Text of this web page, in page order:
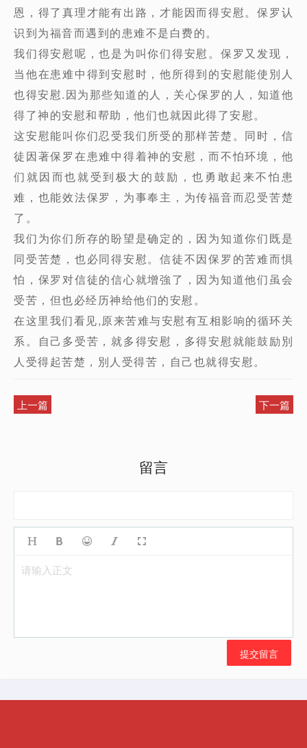
恩，得了真理才能有出路，才能因而得安慰。保罗认
识到为福音而遇到的患难不是白费的。
我们得安慰呢，也是为叫你们得安慰。保罗又发现，
当他在患难中得到安慰时，他所得到的安慰能使別人
也得安慰.因为那些知道的人，关心保罗的人，知道他
得了神的安慰和帮助，他们也就因此得了安慰。
这安慰能叫你们忍受我们所受的那样苦楚。同时，信
徒因著保罗在患难中得着神的安慰，而不怕环境，他
们就因而也就受到极大的鼓励，也勇敢起来不怕患
难，也能效法保罗，为事奉主，为传福音而忍受苦楚
了。
我们为你们所存的盼望是确定的，因为知道你们既是
同受苦楚，也必同得安慰。信徒不因保罗的苦难而惧
怕，保罗对信徒的信心就增強了，因为知道他们虽会
受苦，但也必经历神给他们的安慰。
在这里我们看见,原来苦难与安慰有互相影响的循环关
系。自己多受苦，就多得安慰，多得安慰就能鼓励別
人受得起苦楚，別人受得苦，自己也就得安慰。
上一篇 下一篇
留言
请输入正文
提交留言